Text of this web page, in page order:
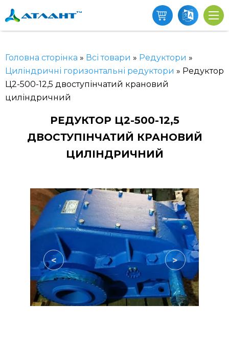
Головна сторінка » Всі товари » Редуктори »
Циліндричні горизонтальні редуктори » Редуктор
Ц2-500-12,5 двоступінчатий крановий
циліндричний
РЕДУКТОР Ц2-500-12,5
ДВОСТУПІНЧАТИЙ КРАНОВИЙ
ЦИЛІНДРИЧНИЙ
< >